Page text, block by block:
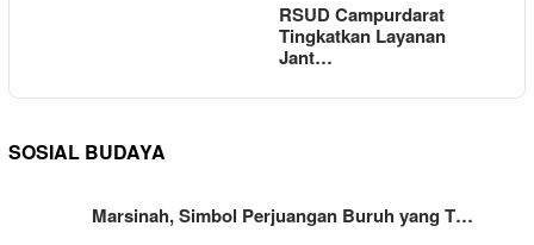
RSUD Campurdarat
Tingkatkan Layanan
Jant…
SOSIAL BUDAYA
Marsinah, Simbol Perjuangan Buruh yang T…